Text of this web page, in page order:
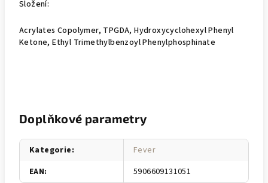
Složení:
Acrylates Copolymer, TPGDA, Hydroxycyclohexyl Phenyl
Ketone, Ethyl Trimethylbenzoyl Phenylphosphinate
Doplňkové parametry
Kategorie:
Fever
EAN: 5906609131051